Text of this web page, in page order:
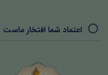
اعتماد شما افتخار ماست